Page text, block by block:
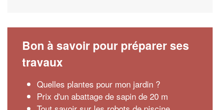
Bon à savoir pour préparer ses
travaux
Quelles plantes pour mon jardin ?
Prix d'un abattage de sapin de 20 m